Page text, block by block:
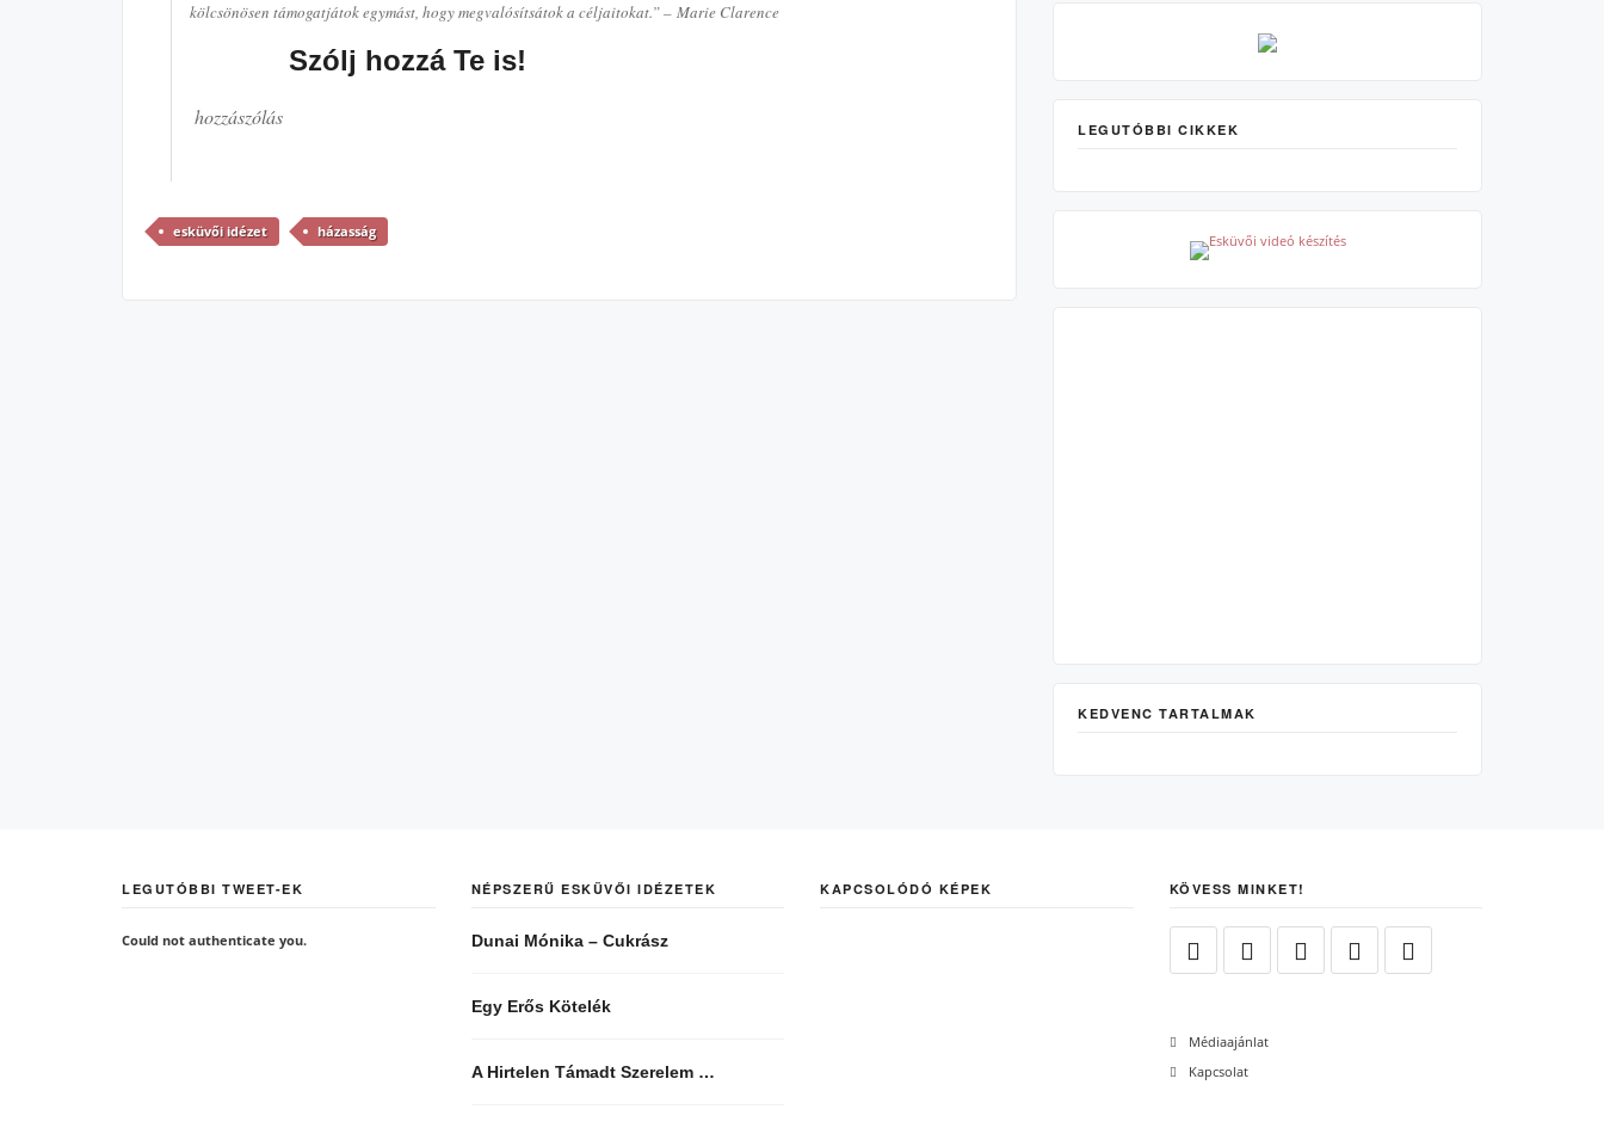
kölcsönösen támogatjátok egymást, hogy megvalósítsátok a céljaitokat.” – Marie Clarence
Szólj hozzá Te is!
hozzászólás
esküvői idézet házasság
LEGUTÓBBI CIKKEK
KEDVENC TARTALMAK
LEGUTÓBBI TWEET-EK
Could not authenticate you.
NÉPSZERŰ ESKÜVŐI IDÉZETEK
Dunai Mónika – Cukrász
Egy Erős Kötelék
A Hirtelen Támadt Szerelem …
KAPCSOLÓDÓ KÉPEK KÖVESS MINKET!
Médiaajánlat
Kapcsolat